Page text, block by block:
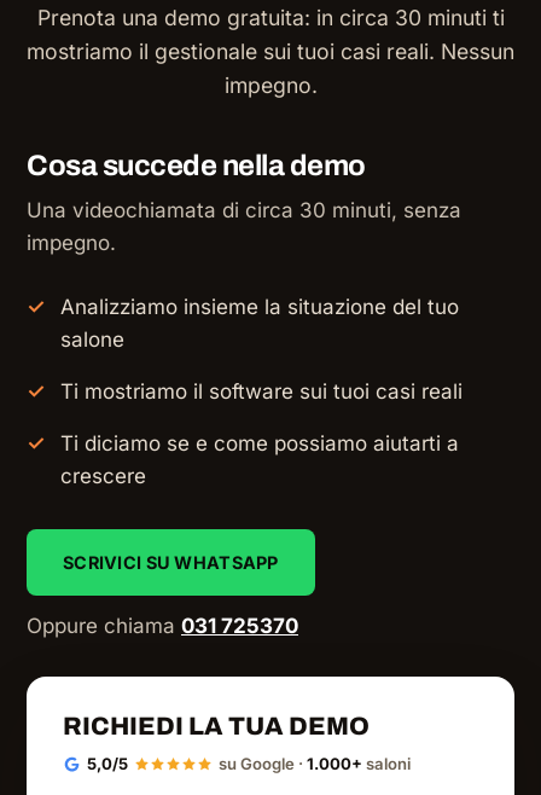
Prenota una demo gratuita: in circa 30 minuti ti
mostriamo il gestionale sui tuoi casi reali. Nessun
impegno.
Cosa succede nella demo
Una videochiamata di circa 30 minuti, senza
impegno.
Analizziamo insieme la situazione del tuo
salone
Ti mostriamo il software sui tuoi casi reali
Ti diciamo se e come possiamo aiutarti a
crescere
SCRIVICI SU WHATSAPP
Oppure chiama 031 725370
RICHIEDI LA TUA DEMO
5,0/5 su Google · 1.000+ saloni